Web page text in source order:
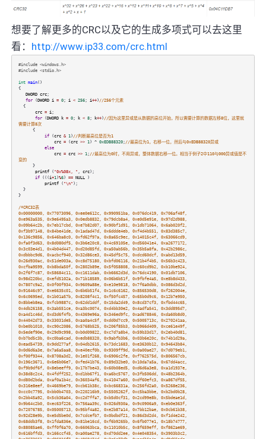
想要了解更多的CRC以及它的生成多项式可以去这里
看： http://www.ip33.com/crc.html
#include <windows.h>
#include <stdio.h>
int main()
{
DWORD crc;
for(DWORD i = 0; i < 256; i++) //256个元素
{
crc = i;
for(DWORD k = 0; k < 8; k++) //因为这里异或是从数据的高位开始，所以需要计算的数据左移8位，这里就
需要计算8次
{
if(crc & 1) //判断最高位是否为1
crc =(crc >> 1) ^ 0xEDB88320; //最高位为1，右移一位，然后与0xEDB88320异或
else
crc = crc >> 1; //最高位为0时，不用异或，整体数据右移一位。相当于例子2中110与000异或值是不
变的
}
printf( "0x%08x, " , crc);
if(((i+1)%6) == NULL)
printf( "\n" );
}
}
/*CRC32表
0x00000000, 0x77073096, 0xee0e612c, 0x990951ba, 0x076dc419, 0x706af48f,
0xe963a535, 0x9e6495a3, 0x0edb8832, 0x79dcb8a4, 0xe0d5e91e, 0x97d2d988,
0x09b64c2b, 0x7eb17cbd, 0xe7b82d07, 0x90bf1d91, 0x1db71064, 0x6ab020f2,
0xf3b97148, 0x84be41de, 0x1adad47d, 0x6ddde4eb, 0xf4d4b551, 0x83d385c7,
0x136c9856, 0x646ba8c0, 0xfd62f97a, 0x8a65c9ec, 0x14015c4f, 0x63066cd9,
0xfa0f3d63, 0x8d080df5, 0x3b6e20c8, 0x4c69105e, 0xd56041e4, 0xa2677172,
0x3c03e4d1, 0x4b04d447, 0xd20d85fd, 0xa50ab56b, 0x35b5a8fa, 0x42b2986c,
0xdbbbc9d6, 0xacbcf940, 0x32d86ce3, 0x45df5c75, 0xdcd60dcf, 0xabd13d59,
0x26d930ac, 0x51de003a, 0xc8d75180, 0xbfd06116, 0x21b4f4b5, 0x56b3c423,
0xcfba9599, 0xb8bda50f, 0x2802b89e, 0x5f058808, 0xc60cd9b2, 0xb10be924,
0x2f6f7c87, 0x58684c11, 0xc1611dab, 0xb6662d3d, 0x76dc4190, 0x01db7106,
0x98d220bc, 0xefd5102a, 0x71b18589, 0x06b6b51f, 0x9fbfe4a5, 0xe8b8d433,
0x7807c9a2, 0x0f00f934, 0x9609a88e, 0xe10e9818, 0x7f6a0dbb, 0x086d3d2d,
0x91646c97, 0xe6635c01, 0x6b6b51f4, 0x1c6c6162, 0x856530d8, 0xf262004e,
0x6c0695ed, 0x1b01a57b, 0x8208f4c1, 0xf50fc457, 0x65b0d9c6, 0x12b7e950,
0x8bbeb8ea, 0xfcb9887c, 0x62dd1ddf, 0x15da2d49, 0x8cd37cf3, 0xfbd44c65,
0x4db26158, 0x3ab551ce, 0xa3bc0074, 0xd4bb30e2, 0x4adfa541, 0x3dd895d7,
0xa4d1c46d, 0xd3d6f4fb, 0x4369e96a, 0x346ed9fc, 0xad678846, 0xda60b8d0,
0x44042d73, 0x33031de5, 0xaa0a4c5f, 0xdd0d7cc9, 0x5005713c, 0x270241aa,
0xbe0b1010, 0xc90c2086, 0x5768b525, 0x206f85b3, 0xb966d409, 0xce61e49f,
0x5edef90e, 0x29d9c998, 0xb0d09822, 0xc7d7a8b4, 0x59b33d17, 0x2eb40d81,
0xb7bd5c3b, 0xc0ba6cad, 0xedb88320, 0x9abfb3b6, 0x03b6e20c, 0x74b1d29a,
0xead54739, 0x9dd277af, 0x04db2615, 0x73dc1683, 0xe3630b12, 0x94643b84,
0x0d6d6a3e, 0x7a6a5aa8, 0xe40ecf0b, 0x9309ff9d, 0x0a00ae27, 0x7d079eb1,
0xf00f9344, 0x8708a3d2, 0x1e01f268, 0x6906c2fe, 0xf762575d, 0x806567cb,
0x196c3671, 0x6e6b06e7, 0xfed41b76, 0x89d32be0, 0x10da7a5a, 0x67dd4acc,
0xf9b9df6f, 0x8ebeeff9, 0x17b7be43, 0x60b08ed5, 0xd6d6a3e8, 0xa1d1937e,
0x38d8c2c4, 0x4fdff252, 0xd1bb67f1, 0xa6bc5767, 0x3fb506dd, 0x48b2364b,
0xd80d2bda, 0xaf0a1b4c, 0x36034af6, 0x41047a60, 0xdf60efc3, 0xa867df55,
0x316e8eef, 0x4669be79, 0xcb61b38c, 0xbc66831a, 0x256fd2a0, 0x5268e236,
0xcc0c7795, 0xbb0b4703, 0x220216b9, 0x5505262f, 0xc5ba3bbe, 0xb2bd0b28,
0x2bb45a92, 0x5cb36a04, 0xc2d7ffa7, 0xb5d0cf31, 0x2cd99e8b, 0x5bdeae1d,
0x9b64c2b0, 0xec63f226, 0x756aa39c, 0x026d930a, 0x9c0906a9, 0xeb0e363f,
0x72076785, 0x05005713, 0x95bf4a82, 0xe2b87a14, 0x7bb12bae, 0x0cb61b38,
0x92d28e9b, 0xe5d5be0d, 0x7cdcefb7, 0x0bdbdf21, 0x86d3d2d4, 0xf1d4e242,
0x68ddb3f8, 0x1fda836e, 0x81be16cd, 0xf6b9265b, 0x6fb077e1, 0x18b74777,
0x88085ae6, 0xff0f6a70, 0x66063bca, 0x11010b5c, 0x8f659eff, 0xf862ae69,
0x616bffd3, 0x166ccf45, 0xa00ae278, 0xd70dd2ee, 0x4e048354, 0x3903b3c2,